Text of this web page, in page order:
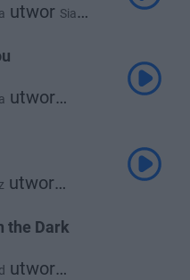
utwor Sia
utwor
utwor
the Dark
utwor